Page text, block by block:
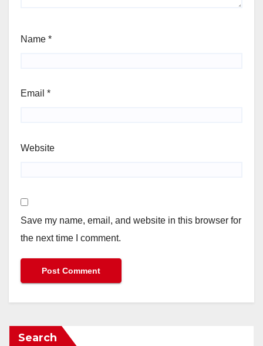
Name *
Email *
Website
Save my name, email, and website in this browser for
the next time I comment.
Search